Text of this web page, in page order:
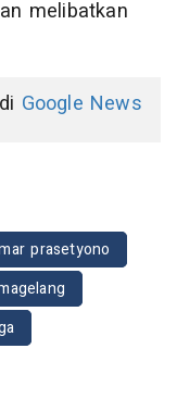
melibatkan
Google News
prasetyono